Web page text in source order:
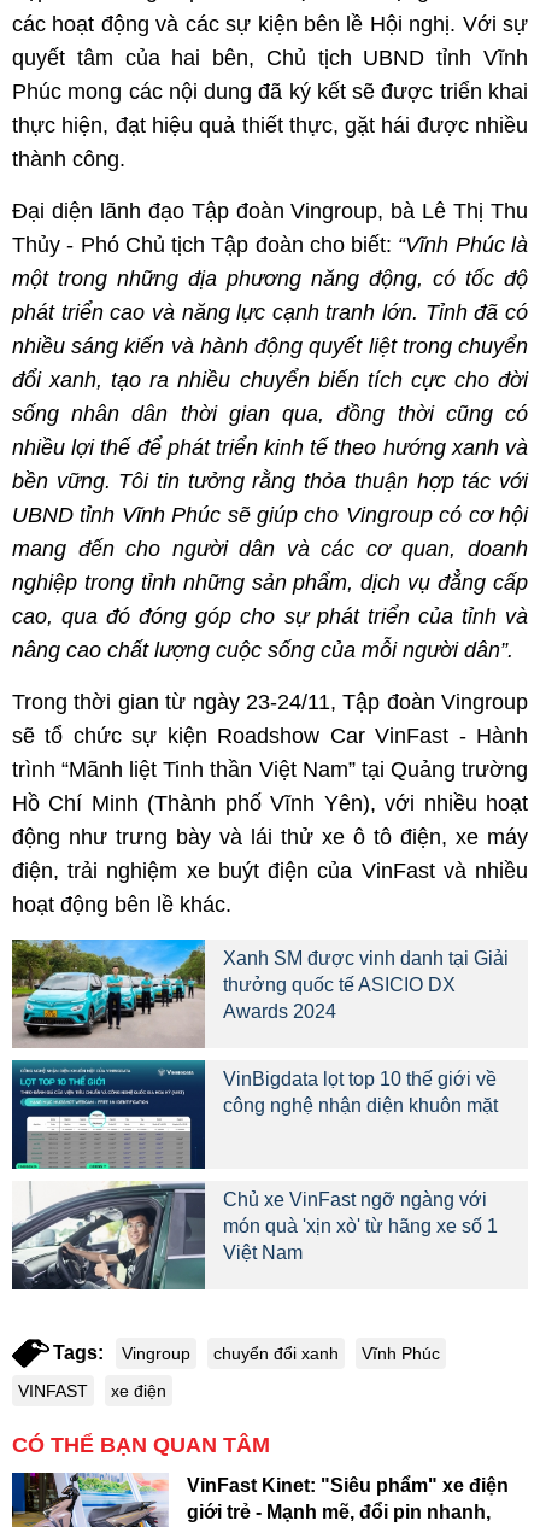
các hoạt động và các sự kiện bên lề Hội nghị. Với sự
quyết tâm của hai bên, Chủ tịch UBND tỉnh Vĩnh
Phúc mong các nội dung đã ký kết sẽ được triển khai
thực hiện, đạt hiệu quả thiết thực, gặt hái được nhiều
thành công.
Đại diện lãnh đạo Tập đoàn Vingroup, bà Lê Thị Thu
Thủy - Phó Chủ tịch Tập đoàn cho biết: “Vĩnh Phúc là
một trong những địa phương năng động, có tốc độ
phát triển cao và năng lực cạnh tranh lớn. Tỉnh đã có
nhiều sáng kiến và hành động quyết liệt trong chuyển
đổi xanh, tạo ra nhiều chuyển biến tích cực cho đời
sống nhân dân thời gian qua, đồng thời cũng có
nhiều lợi thế để phát triển kinh tế theo hướng xanh và
bền vững. Tôi tin tưởng rằng thỏa thuận hợp tác với
UBND tỉnh Vĩnh Phúc sẽ giúp cho Vingroup có cơ hội
mang đến cho người dân và các cơ quan, doanh
nghiệp trong tỉnh những sản phẩm, dịch vụ đẳng cấp
cao, qua đó đóng góp cho sự phát triển của tỉnh và
nâng cao chất lượng cuộc sống của mỗi người dân”.
Trong thời gian từ ngày 23-24/11, Tập đoàn Vingroup
sẽ tổ chức sự kiện Roadshow Car VinFast - Hành
trình “Mãnh liệt Tinh thần Việt Nam” tại Quảng trường
Hồ Chí Minh (Thành phố Vĩnh Yên), với nhiều hoạt
động như trưng bày và lái thử xe ô tô điện, xe máy
điện, trải nghiệm xe buýt điện của VinFast và nhiều
hoạt động bên lề khác.
Xanh SM được vinh danh tại Giải
thưởng quốc tế ASICIO DX
Awards 2024
VinBigdata lọt top 10 thế giới về
công nghệ nhận diện khuôn mặt
Chủ xe VinFast ngỡ ngàng với
món quà 'xịn xò' từ hãng xe số 1
Việt Nam
Tags: Vingroup chuyển đổi xanh
Vĩnh Phúc
VINFAST
xe điện
CÓ THỂ BẠN QUAN TÂM
VinFast Kinet: "Siêu phẩm" xe điện
giới trẻ - Mạnh mẽ, đổi pin nhanh,